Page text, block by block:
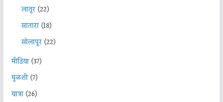
लातूर(22)
सातारा(18)
सोलापूर(22)
मीडिया(37)
मुळशी(7)
यात्रा(26)